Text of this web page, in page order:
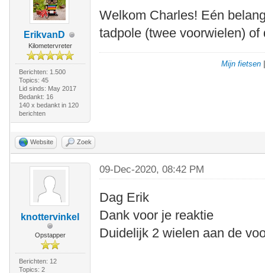
ErikvanD
Kilometervreter
Berichten: 1.500
Topics: 45
Lid sinds: May 2017
Bedankt: 16
140 x bedankt in 120
berichten
Welkom Charles! Eén
tadpole (twee voorwielen)
Mijn fietsen
Website Zoek
knottervinkel
Opstapper
Berichten: 12
Topics: 2
09-Dec-2020, 08:42 PM
Dag Erik
Dank voor je reaktie
Duidelijk 2 wielen aan de